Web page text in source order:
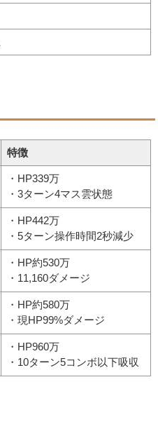
特徴
・HP339万
・3ターン4マス雲状態
・HP442万
・5ターン操作時間2秒減少
・HP約530万
・11,160ダメージ
・HP約580万
・現HP99%ダメージ
・HP960万
・10ターン5コンボ以下吸収